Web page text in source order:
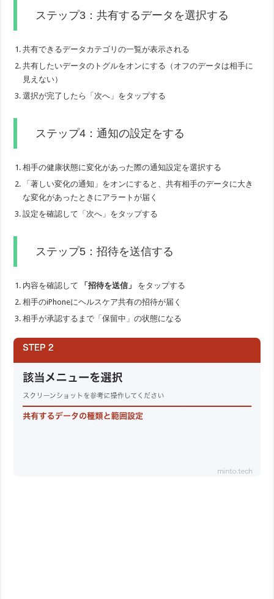
ステップ3：共有するデータを選択する
共有できるデータカテゴリの一覧が表示される
共有したいデータのトグルをオンにする（オフのデータは相手に
見えない）
選択が完了したら「次へ」をタップする
ステップ4：通知の設定をする
相手の健康状態に変化があった際の通知設定を選択する
「著しい変化の通知」をオンにすると、共有相手のデータに大き
な変化があったときにアラートが届く
設定を確認して「次へ」をタップする
ステップ5：招待を送信する
内容を確認して 「招待を送信」
をタップする
相手のiPhoneにヘルスケア共有の招待が届く
相手が承認するまで「保留中」の状態になる